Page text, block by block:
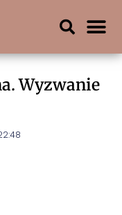
Wyzwanie